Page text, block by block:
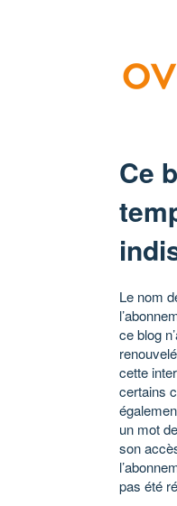
Ce
Le nom
ce blog
cette
certains
un mot
son
pas été